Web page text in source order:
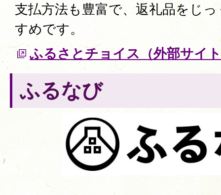
支払方法も豊富で、返礼品をじ
すめです。
ふるさとチョイス（外部サイ
ふるなび